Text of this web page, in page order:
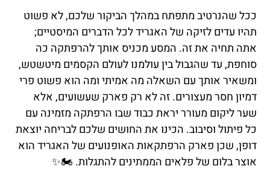
ככל שהנרטיב מתפתח במהלך הביקור שלכם, לא פשוט
תהיו עדים לזיקה של האגריד לכל הדברים המיסטיים;
אתה תחיה את זה. המסע מכניס אותך להרפתקה כה
סוחפת, עד שהגבול בין עולמנו לעולם הקסמים מיטשטש,
ומשאיר אותך עם השאלה מה אמיתי ומה הוא פשוט פרי
דמיון חסר מעצורים. זה לא רק פארק שעשועים, אלא
שער ליקום מעורר יראת כבוד שבו הרפתקה מזמינה עם
כל פיתול וסיבוב. הכינו את החושים שלכם לבריחה יוצאת
דופן, שכן פארק הרפתקאות האופנועים של האגריד הוא
אוצר בלום של פלאים הממתינים להתגלות. 🏍️✨